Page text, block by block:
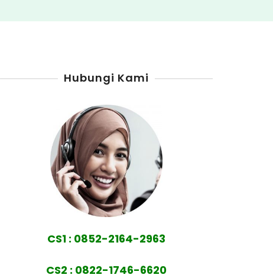
Hubungi Kami
CS1 : 0852-2164-2963
CS2 : 0822-1746-6620